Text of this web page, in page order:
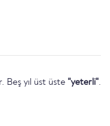
sınıflandırılmıştır. Beş yıl üst üste "yeterli".